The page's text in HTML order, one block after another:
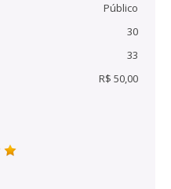
Público
30
33
R$ 50,00